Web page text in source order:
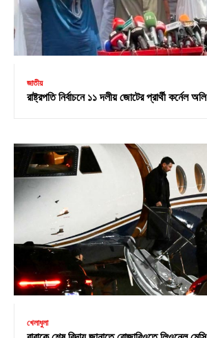
জাতীয়
রাষ্ট্রপতি নির্বাচনে ১১ দলীয় জোটের প্রার্থী কর্নেল অলি
খেলাধুলা